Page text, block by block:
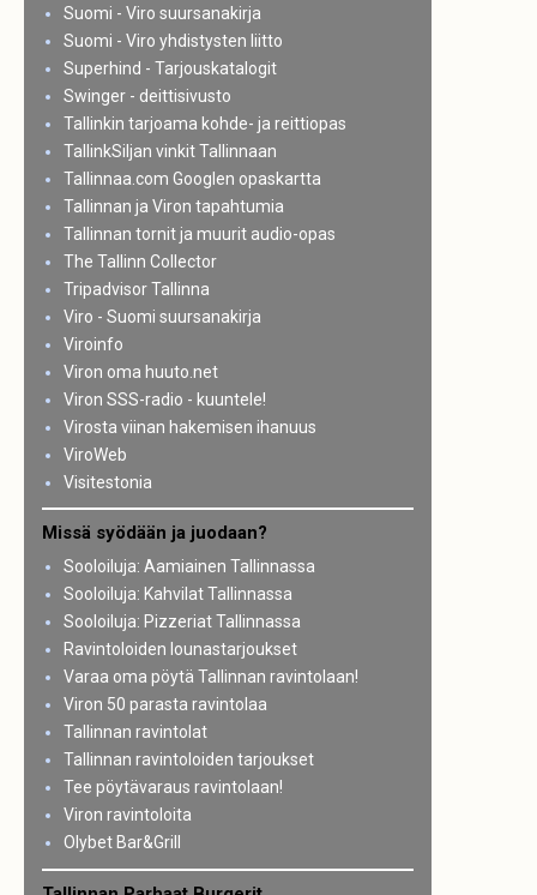
Suomi - Viro suursanakirja
Suomi - Viro yhdistysten liitto
Superhind - Tarjouskatalogit
Swinger - deittisivusto
Tallinkin tarjoama kohde- ja reittiopas
TallinkSiljan vinkit Tallinnaan
Tallinnaa.com Googlen opaskartta
Tallinnan ja Viron tapahtumia
Tallinnan tornit ja muurit audio-opas
The Tallinn Collector
Tripadvisor Tallinna
Viro - Suomi suursanakirja
Viroinfo
Viron oma huuto.net
Viron SSS-radio - kuuntele!
Virosta viinan hakemisen ihanuus
ViroWeb
Visitestonia
Missä syödään ja juodaan?
Sooloiluja: Aamiainen Tallinnassa
Sooloiluja: Kahvilat Tallinnassa
Sooloiluja: Pizzeriat Tallinnassa
Ravintoloiden lounastarjoukset
Varaa oma pöytä Tallinnan ravintolaan!
Viron 50 parasta ravintolaa
Tallinnan ravintolat
Tallinnan ravintoloiden tarjoukset
Tee pöytävaraus ravintolaan!
Viron ravintoloita
Olybet Bar&Grill